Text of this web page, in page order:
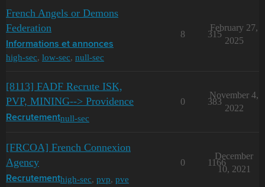
French Angels or Demons
Federation
Informations et annonces
high-sec, low-sec, null-sec
8 315
February 27,
2025
[8113] FADF Recrute ISK,
PVP, MINING--> Providence
Recrutementnull-sec
0 383
November 4,
2022
[FRCOA] French Connexion
Agency
Recrutementhigh-sec, pvp, pve
0 1166
December
10, 2021